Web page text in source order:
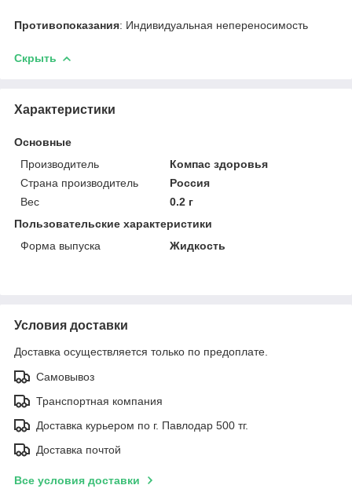
Противопоказания: Индивидуальная непереносимость
Скрыть
Характеристики
Основные
Производитель
Компас здоровья
Страна производитель
Россия
Вес
0.2 г
Пользовательские характеристики
Форма выпуска
Жидкость
Условия доставки
Доставка осуществляется только по предоплате.
Самовывоз
Транспортная компания
Доставка курьером по г. Павлодар 500 тг.
Доставка почтой
Все условия доставки